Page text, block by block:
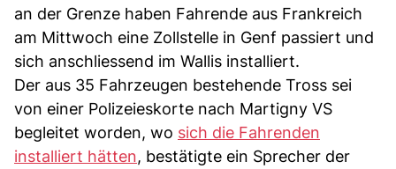
an der Grenze haben Fahrende aus Frankreich
am Mittwoch eine Zollstelle in Genf passiert und
sich anschliessend im Wallis installiert.
Der aus 35 Fahrzeugen bestehende Tross sei
von einer Polizeieskorte nach Martigny VS
begleitet worden, wo sich die Fahrenden
installiert hätten, bestätigte ein Sprecher der